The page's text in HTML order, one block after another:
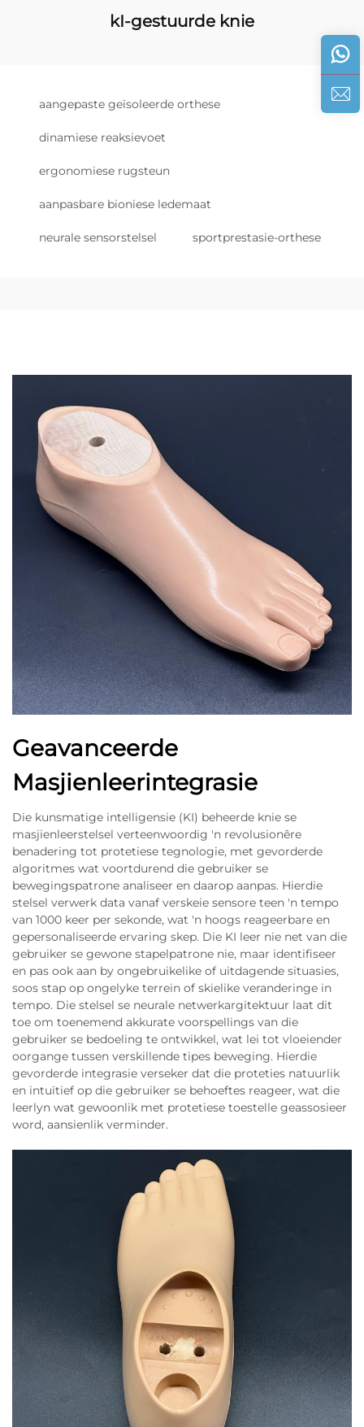
kI-gestuurde knie
aangepaste geïsoleerde orthese
dinamiese reaksievoet
ergonomiese rugsteun
aanpasbare bioniese ledemaat
neurale sensorstelsel sportprestasie-orthese
Geavanceerde
Masjienleerintegrasie
Die kunsmatige intelligensie (KI) beheerde knie se
masjienleerstelsel verteenwoordig 'n revolusionêre
benadering tot protetiese tegnologie, met gevorderde
algoritmes wat voortdurend die gebruiker se
bewegingspatrone analiseer en daarop aanpas. Hierdie
stelsel verwerk data vanaf verskeie sensore teen 'n tempo
van 1000 keer per sekonde, wat 'n hoogs reageerbare en
gepersonaliseerde ervaring skep. Die KI leer nie net van die
gebruiker se gewone stapelpatrone nie, maar identifiseer
en pas ook aan by ongebruikelike of uitdagende situasies,
soos stap op ongelyke terrein of skielike veranderinge in
tempo. Die stelsel se neurale netwerkargitektuur laat dit
toe om toenemend akkurate voorspellings van die
gebruiker se bedoeling te ontwikkel, wat lei tot vloeiender
oorgange tussen verskillende tipes beweging. Hierdie
gevorderde integrasie verseker dat die proteties natuurlik
en intuïtief op die gebruiker se behoeftes reageer, wat die
leerlyn wat gewoonlik met protetiese toestelle geassosieer
word, aansienlik verminder.